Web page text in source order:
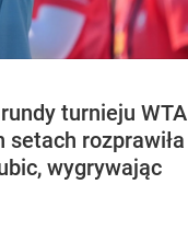
turnieju WTA
setach rozprawiła
wygrywając